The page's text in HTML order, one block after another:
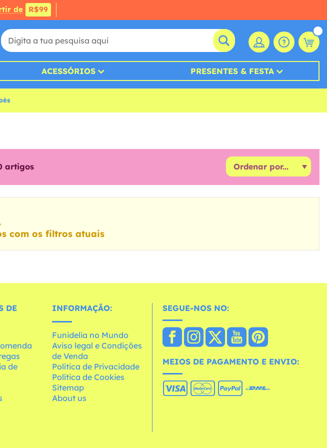
de R$99
ACESSÓRIOS PRESENTES & FESTA
artigos
com os filtros atuais
DE
de
INFORMAÇÃO:
Funidelia no Mundo
Aviso legal e Condições
de Venda
Política de Privacidade
Política de Cookies
Sitemap
About us
SEGUE-NOS NO:
MEIOS DE PAGAMENTO E ENVIO: